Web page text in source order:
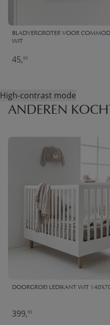
BLADVERGROTER VOOR
WIT
45,00
High-contrast mode
ANDEREN
DOORGROEI LEDIKANT WIT
399,95